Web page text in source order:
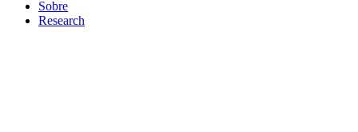
Sobre
Research